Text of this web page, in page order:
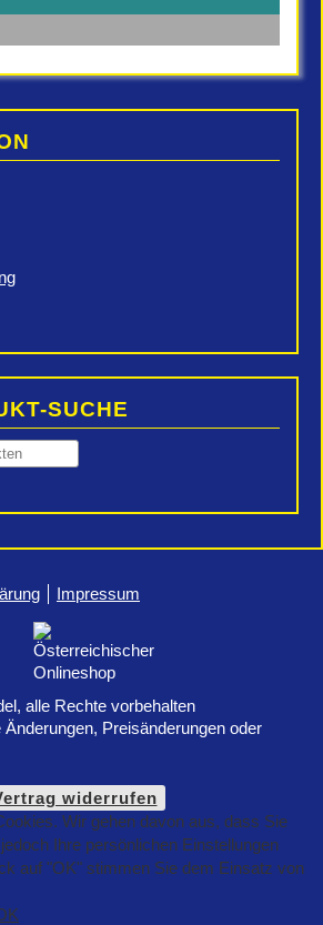
SUCHE
Impressum
alle Rechte vorbehalten
Preisänderungen oder
widerrufen
Wir gehen davon aus, dass Sie
Ihre persönlichen Einstellungen
auf "OK" stimmen Sie dem Einsatz von